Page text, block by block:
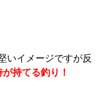
いイメージですが反
持てる釣り！